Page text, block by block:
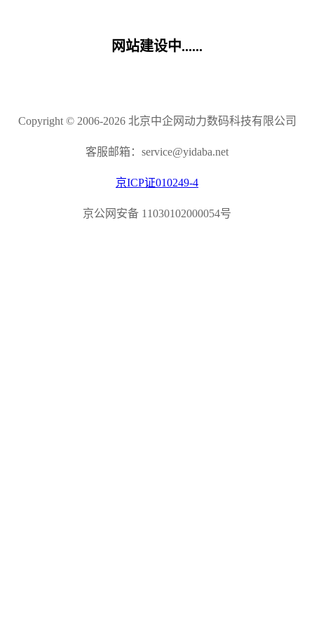
网站建设中......
Copyright © 2006-2026 北京中企网动力数码科技有限公司
客服邮箱：service@yidaba.net
京ICP证010249-4
京公网安备 11030102000054号